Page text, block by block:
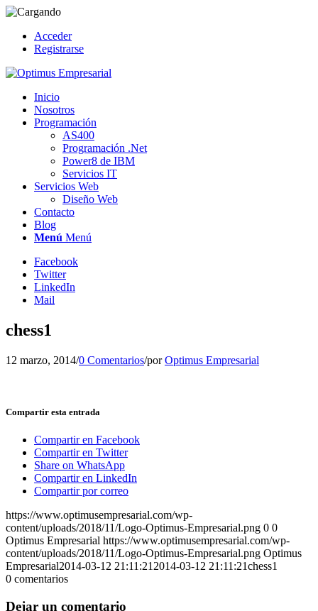
Acceder
Registrarse
Inicio
Nosotros
Programación
AS400
Programación .Net
Power8 de IBM
Servicios IT
Servicios Web
Diseño Web
Contacto
Blog
Menú Menú
Facebook
Twitter
LinkedIn
Mail
chess1
12 marzo, 2014/0 Comentarios/porOptimus Empresarial
Compartir esta entrada
Compartir en Facebook
Compartir en Twitter
Share on WhatsApp
Compartir en LinkedIn
Compartir por correo
https://www.optimusempresarial.com/wp-
content/uploads/2018/11/Logo-Optimus-Empresarial.png 0 0
Optimus Empresarial https://www.optimusempresarial.com/wp-
content/uploads/2018/11/Logo-Optimus-Empresarial.png Optimus
Empresarial2014-03-12 21:11:21 2014-03-12 21:11:21chess1
0 comentarios
Dejar un comentario